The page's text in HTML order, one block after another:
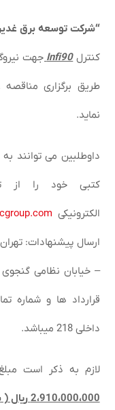
“شرکت توسعه برق
کنترلInfi90 جهت
طریق برگزاری
نماید.
داوطلبین می توانند
کتبی خود را ا
الکترونیکی
ارسال پیشنهادات:
داخلی 218 می‏باشد.
لازم به ذکر است